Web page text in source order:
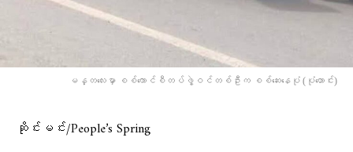
မန္တလေးမှာ စစ်ကောင်စီတပ်ဖွဲ့ဝင်တစ်ဦးက စစ်ဆေးနေပုံ (ပုံဟောင်း)
ဆိုင်းမင်း/People’s Spring